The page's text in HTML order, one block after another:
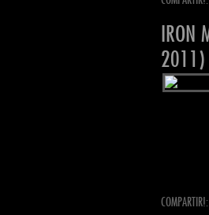
IRON
2011)
COMPARTIR!: